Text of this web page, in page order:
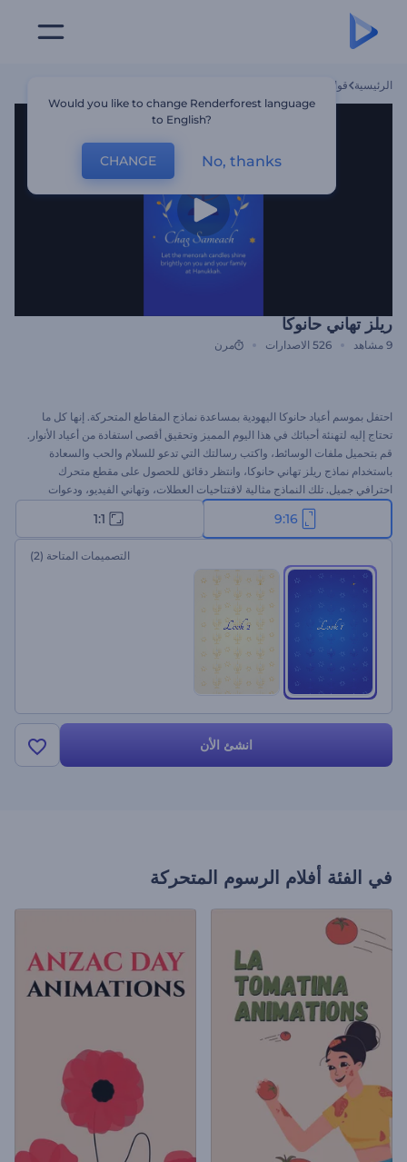
الرئيسية قوالب
ريلز تهاني حانوكا
9 مشاهد 526 الاصدارات مرن
احتفل بموسم أعياد حانوكا اليهودية بمساعدة نماذج المقاطع المتحركة. إنها كل ما
تحتاج إليه لتهنئة أحبائك في هذا اليوم المميز وتحقيق أقصى استفادة من أعياد الأنوار.
قم بتحميل ملفات الوسائط، واكتب رسالتك التي تدعو للسلام والحب والسعادة
باستخدام نماذج ريلز تهاني حانوكا، وانتظر دقائق للحصول على مقطع متحرك
احترافي جميل. تلك النماذج مثالية لافتتاحيات العطلات، وتهاني الفيديو، ودعوات
الاحتفال، وغيرها الكثير. جرب الآن!
9:16
1:1
التصميمات المتاحة (2)
انشئ الأن
في الفئة أفلام الرسوم المتحركة
Would you like to change Renderforest language
to English?
CHANGE No, thanks